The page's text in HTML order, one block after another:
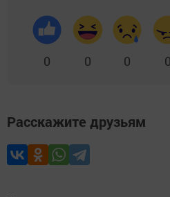
0 0 0 0
Расскажите друзьям